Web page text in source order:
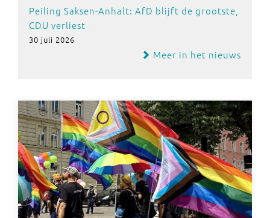
Peiling Saksen-Anhalt: AfD blijft de grootste,
CDU verliest
30 juli 2026
Meer in het nieuws